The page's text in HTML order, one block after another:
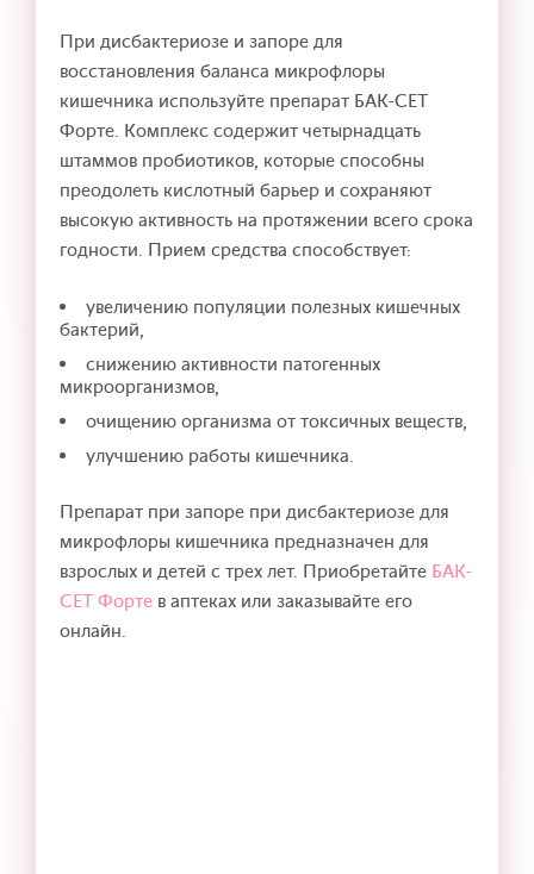
При дисбактериозе и запоре для
восстановления баланса микрофлоры
кишечника используйте препарат БАК-СЕТ
Форте. Комплекс содержит четырнадцать
штаммов пробиотиков, которые способны
преодолеть кислотный барьер и сохраняют
высокую активность на протяжении всего срока
годности. Прием средства способствует:
увеличению популяции полезных кишечных
бактерий,
снижению активности патогенных
микроорганизмов,
очищению организма от токсичных веществ,
улучшению работы кишечника.
Препарат при запоре при дисбактериозе для
микрофлоры кишечника предназначен для
взрослых и детей с трех лет. Приобретайте БАК-
СЕТ Форте в аптеках или заказывайте его
онлайн.